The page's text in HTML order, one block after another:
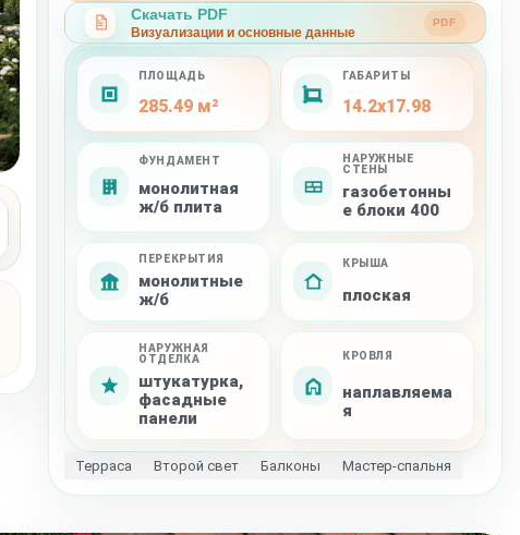
ПЛОЩАДЬ
285.49 м²
ГАБАРИТЫ
14.2x17.98
ФУНДАМЕНТ
монолитная
ж/б плита
НАРУЖНЫЕ
СТЕНЫ
газобетонны
е блоки 400
ПЕРЕКРЫТИЯ
монолитные
ж/б
КРЫША
плоская
НАРУЖНАЯ
ОТДЕЛКА
штукатурка,
фасадные
панели
КРОВЛЯ
наплавляема
я
Терраса Второй свет Балконы Мастер-спальня
Скачать PDF
Визуализации и основные данные
PDF